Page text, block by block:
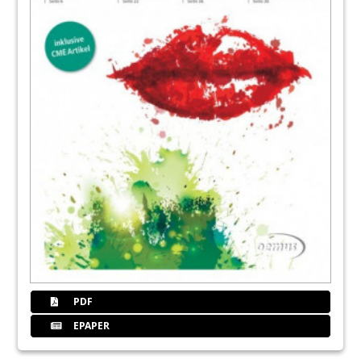
PDF
EPAPER